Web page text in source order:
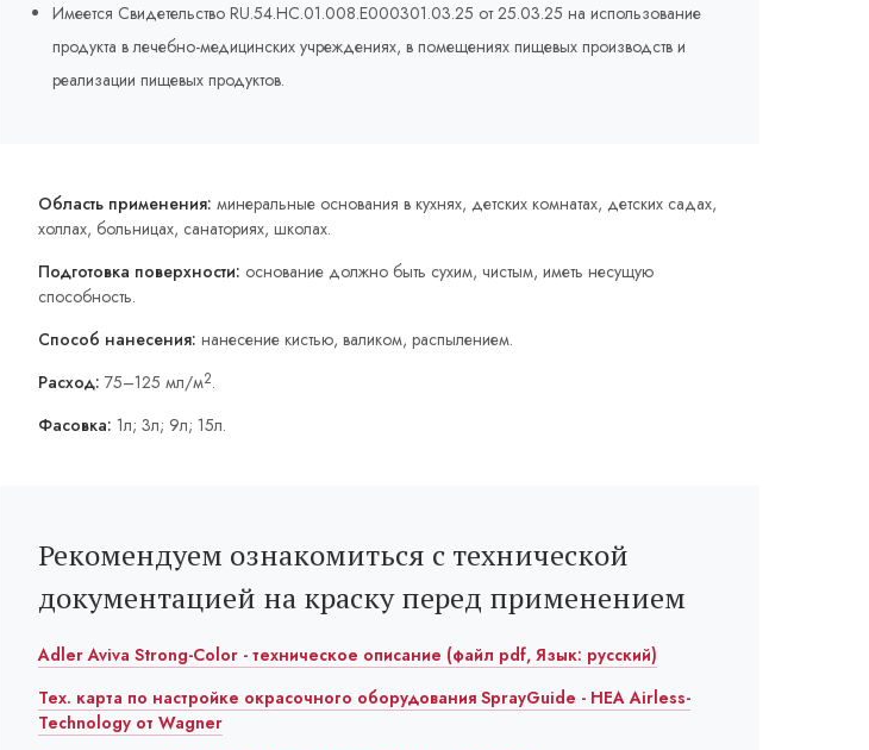
Имеется Свидетельство RU.54.HC.01.008.E000301.03.25 от 25.03.25 на использование
продукта в лечебно-медицинских учреждениях, в помещениях пищевых производств и
реализации пищевых продуктов.
Область применения: минеральные основания в кухнях, детских комнатах, детских садах,
холлах, больницах, санаториях, школах.
Подготовка поверхности: основание должно быть сухим, чистым, иметь несущую
способность.
Способ нанесения: нанесение кистью, валиком, распылением.
Расход: 75–125 мл/м2.
Фасовка: 1л; 3л; 9л; 15л.
Рекомендуем ознакомиться с технической
документацией на краску перед применением
Adler Aviva Strong-Color - техническое описание (файл pdf, Язык: русский)
Тех. карта по настройке окрасочного оборудования SprayGuide - HEA Airless-
Technology от Wagner